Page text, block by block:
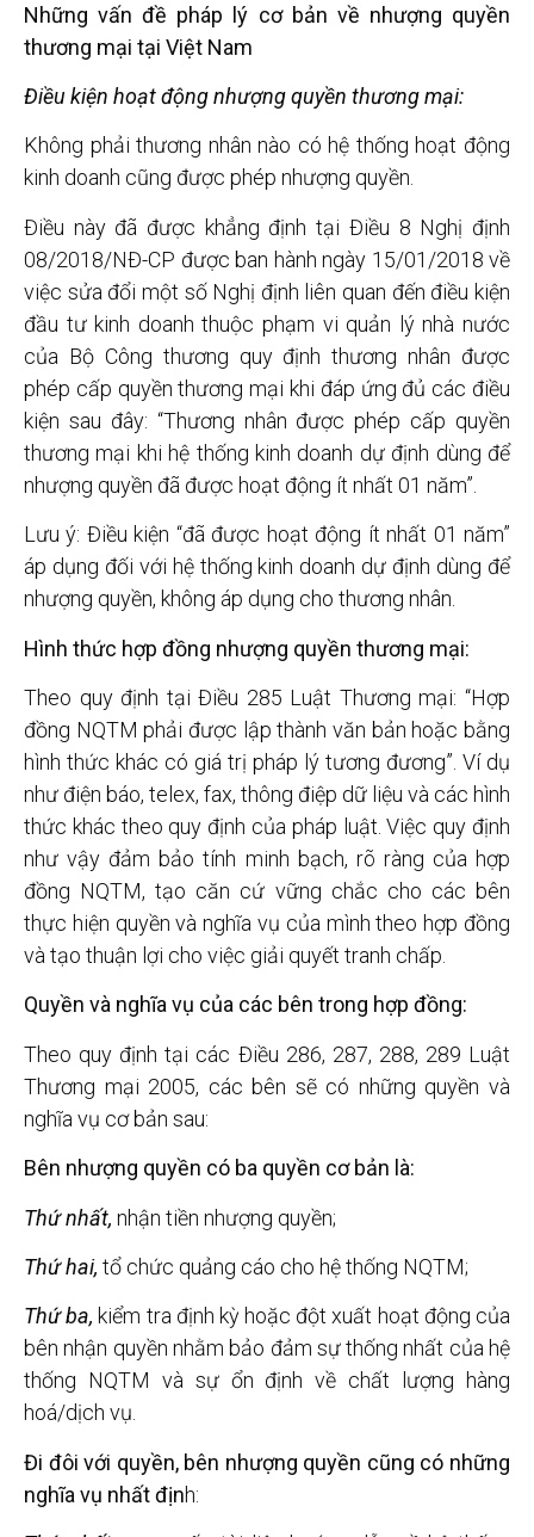
Những vấn đề pháp lý cơ bản về nhượng quyền
thương mại tại Việt Nam
Điều kiện hoạt động nhượng quyền thương mại:
Không phải thương nhân nào có hệ thống hoạt động
kinh doanh cũng được phép nhượng quyền.
Điều này đã được khẳng định tại Điều 8 Nghị định
08/2018/NĐ-CP được ban hành ngày 15/01/2018 về
việc sửa đổi một số Nghị định liên quan đến điều kiện
đầu tư kinh doanh thuộc phạm vi quản lý nhà nước
của Bộ Công thương quy định thương nhân được
phép cấp quyền thương mại khi đáp ứng đủ các điều
kiện sau đây: “Thương nhân được phép cấp quyền
thương mại khi hệ thống kinh doanh dự định dùng để
nhượng quyền đã được hoạt động ít nhất 01 năm”.
Lưu ý: Điều kiện “đã được hoạt động ít nhất 01 năm”
áp dụng đối với hệ thống kinh doanh dự định dùng để
nhượng quyền, không áp dụng cho thương nhân.
Hình thức hợp đồng nhượng quyền thương mại:
Theo quy định tại Điều 285 Luật Thương mại: “Hợp
đồng NQTM phải được lập thành văn bản hoặc bằng
hình thức khác có giá trị pháp lý tương đương”. Ví dụ
như điện báo, telex, fax, thông điệp dữ liệu và các hình
thức khác theo quy định của pháp luật. Việc quy định
như vậy đảm bảo tính minh bạch, rõ ràng của hợp
đồng NQTM, tạo căn cứ vững chắc cho các bên
thực hiện quyền và nghĩa vụ của mình theo hợp đồng
và tạo thuận lợi cho việc giải quyết tranh chấp.
Quyền và nghĩa vụ của các bên trong hợp đồng:
Theo quy định tại các Điều 286, 287, 288, 289 Luật
Thương mại 2005, các bên sẽ có những quyền và
nghĩa vụ cơ bản sau:
Bên nhượng quyền có ba quyền cơ bản là:
Thứ nhất, nhận tiền nhượng quyền;
Thứ hai, tổ chức quảng cáo cho hệ thống NQTM;
Thứ ba, kiểm tra định kỳ hoặc đột xuất hoạt động của
bên nhận quyền nhằm bảo đảm sự thống nhất của hệ
thống NQTM và sự ổn định về chất lượng hàng
hoá/dịch vụ.
Đi đôi với quyền, bên nhượng quyền cũng có những
nghĩa vụ nhất định: